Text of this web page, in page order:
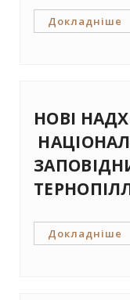
Докладніше
НОВІ
Докладніше